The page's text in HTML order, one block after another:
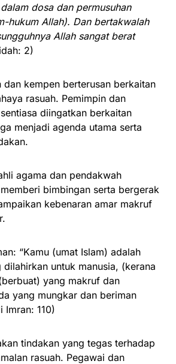
dosa dan permusuhan
hukum Allah). Dan bertakwalah
Allah sangat berat
2)
dan kempen berterusan berkaitan
rasuah. Pemimpin dan
diingatkan berkaitan
menjadi agenda utama serta
agama dan pendakwah
bimbingan serta bergerak
kebenaran amar makruf
“Kamu (umat Islam) adalah
untuk manusia, (kerana
yang makruf dan
yang mungkar dan beriman
Imran: 110)
tindakan yang tegas terhadap
rasuah. Pegawai dan